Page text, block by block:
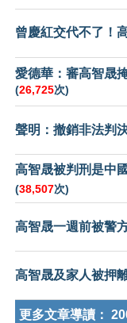
曾慶紅交代不了！
愛德華：審高智晟
(26,725次)
聲明：撤銷非法判
高智晟被判刑是中
(38,507次)
高智晟一週前被警
高智晟及家人被押
更多文章導讀：